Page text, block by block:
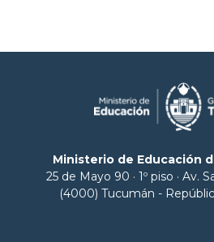
Ministerio de Educación
25 de Mayo 90 · 1º piso · Av.
(4000) Tucumán -